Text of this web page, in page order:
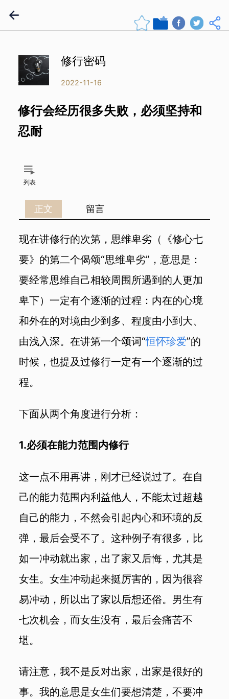
修行密码
2022-11-16
修行会经历很多失败，必须坚持和
忍耐
列表
正文 留言
现在讲修行的次第，思维卑劣（《修心七
要》的第二个偈颂“思维卑劣”，意思是：
要经常思维自己相较周围所遇到的人更加
卑下）一定有个逐渐的过程：内在的心境
和外在的对境由少到多、程度由小到大、
由浅入深。在讲第一个颂词“恒怀珍爱”的
时候，也提及过修行一定有一个逐渐的过
程。
下面从两个角度进行分析：
1.必须在能力范围内修行
这一点不用再讲，刚才已经说过了。在自
己的能力范围内利益他人，不能太过超越
自己的能力，不然会引起内心和环境的反
弹，最后会受不了。这种例子有很多，比
如一冲动就出家，出了家又后悔，尤其是
女生。女生冲动起来挺厉害的，因为很容
易冲动，所以出了家以后想还俗。男生有
七次机会，而女生没有，最后会痛苦不
堪。
请注意，我不是反对出家，出家是很好的
事。我的意思是女生们要想清楚，不要冲